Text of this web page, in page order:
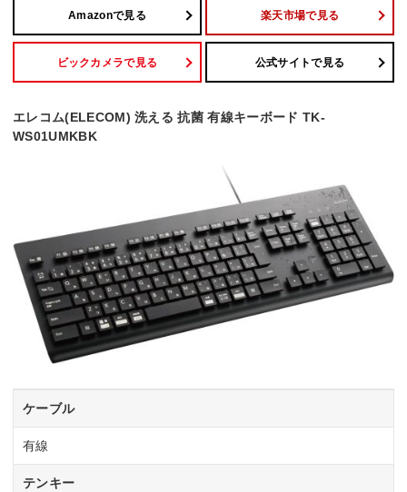
Amazonで見る 楽天市場で見る
ビックカメラで見る 公式サイトで見る
エレコム(ELECOM) 洗える 抗菌 有線キーボード TK-
WS01UMKBK
ケーブル
有線
テンキー